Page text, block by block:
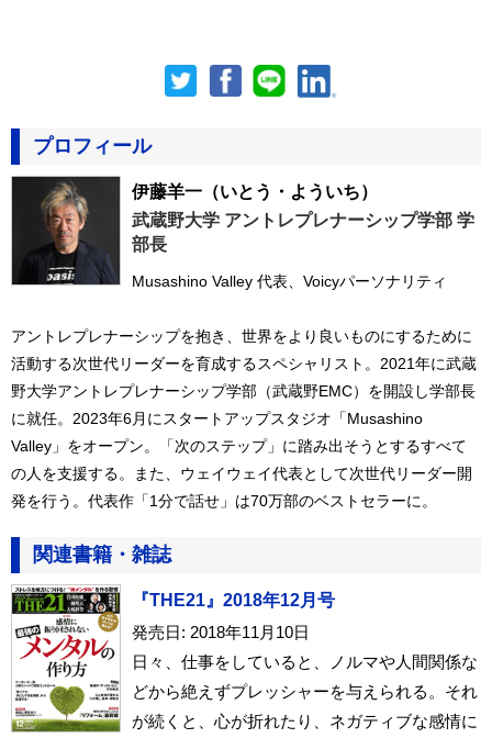
プロフィール
伊藤羊一 （いとう・よういち）
武蔵野大学 アントレプレナーシップ学部 学
部長
Musashino Valley 代表、Voicyパーソナリティ
アントレプレナーシップを抱き、世界をより良いものにするために
活動する次世代リーダーを育成するスペシャリスト。2021年に武蔵
野大学アントレプレナーシップ学部（武蔵野EMC）を開設し学部長
に就任。2023年6月にスタートアップスタジオ「Musashino
Valley」をオープン。「次のステップ」に踏み出そうとするすべて
の人を支援する。また、ウェイウェイ代表として次世代リーダー開
発を行う。代表作「1分で話せ」は70万部のベストセラーに。
関連書籍・雑誌
『THE21』2018年12月号
発売日: 2018年11月10日
日々、仕事をしていると、ノルマや人間関係な
どから絶えずプレッシャーを与えられる。それ
が続くと、心が折れたり、ネガティブな感情に